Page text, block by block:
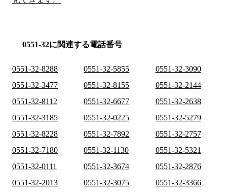
0551-32に関連する電話番号
0551-32-8288 0551-32-5855
0551-32-3090
0551-32-3477
0551-32-8155
0551-32-2144
0551-32-8112
0551-32-6677
0551-32-2638
0551-32-3185
0551-32-0225
0551-32-5279
0551-32-8228
0551-32-7892
0551-32-2757
0551-32-7180
0551-32-1130
0551-32-5321
0551-32-0111
0551-32-3674
0551-32-2876
0551-32-2013
0551-32-3075
0551-32-3366